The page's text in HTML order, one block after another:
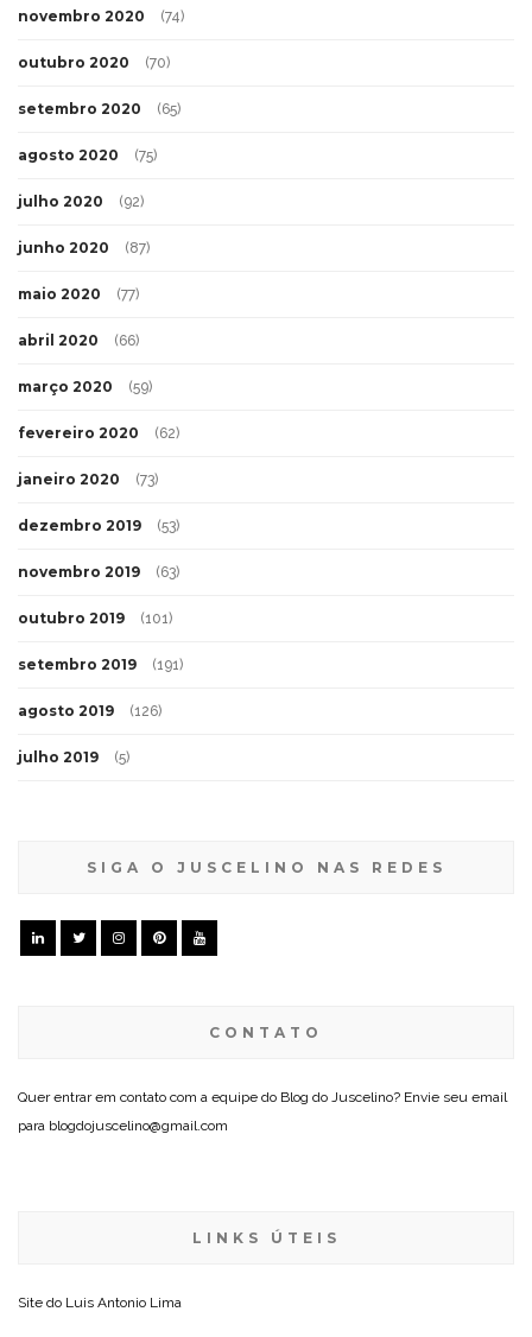
novembro 2020 (74)
outubro 2020 (70)
setembro 2020 (65)
agosto 2020 (75)
julho 2020 (92)
junho 2020 (87)
maio 2020 (77)
abril 2020 (66)
março 2020 (59)
fevereiro 2020 (62)
janeiro 2020 (73)
dezembro 2019 (53)
novembro 2019 (63)
outubro 2019 (101)
setembro 2019 (191)
agosto 2019 (126)
julho 2019 (5)
SIGA O JUSCELINO NAS REDES
CONTATO
Quer entrar em contato com a equipe do Blog do Juscelino? Envie seu email
para blogdojuscelino@gmail.com
LINKS ÚTEIS
Site do Luis Antonio Lima